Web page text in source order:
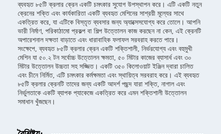
ব্যবহৃত ৮৫টি ক্রলার ক্রেন একটি চমৎকার সুযোগ উপস্থাপন করে। এটি একটি নতুন
ক্রেনের শক্তি এবং কার্যকারিতা একটি ব্যবহৃত মেশিনের সাশ্রয়ী মূল্যের সাথে
একত্রিত করে, যা এটিকে বিস্তৃত ব্যবসার জন্য অ্যাক্সেসযোগ্য করে তোলে। আপনি
ভারী নির্মাণ, পরিকাঠামো প্রকল্প বা শিল্প উত্তোলন কাজ করছেন না কেন, এই ক্রেনটি
অপারেশনাল দক্ষতা বাড়াতে এবং ধারাবাহিক ফলাফল সরবরাহ করতে পারে।
সংক্ষেপে, ব্যবহৃত ৮৫টি ক্রলার ক্রেন একটি শক্তিশালী, নির্ভরযোগ্য এবং বহুমুখী
মেশিন যা ৫০.২ টন সর্বোচ্চ উত্তোলন ক্ষমতা, ৫০ মিটার কাজের ব্যাসার্ধ এবং ৩০
মিটার উত্তোলন উচ্চতা সহ সজ্জিত। একটি ৩৫০ কিলোওয়াট ইঞ্জিন দ্বারা চালিত
এবং চীনে নির্মিত, এটি চমৎকার কর্মক্ষমতা এবং স্থায়িত্ব সরবরাহ করে। এই ব্যবহৃত
৮৫টি ক্রলার ক্রেনটি তাদের জন্য একটি আদর্শ পছন্দ যারা শক্তি, নাগাল এবং
নির্ভুলতাকে একটি ব্যাপক প্যাকেজে একত্রিত করে এমন শক্তিশালী উত্তোলন
সমাধান খুঁজছেন।